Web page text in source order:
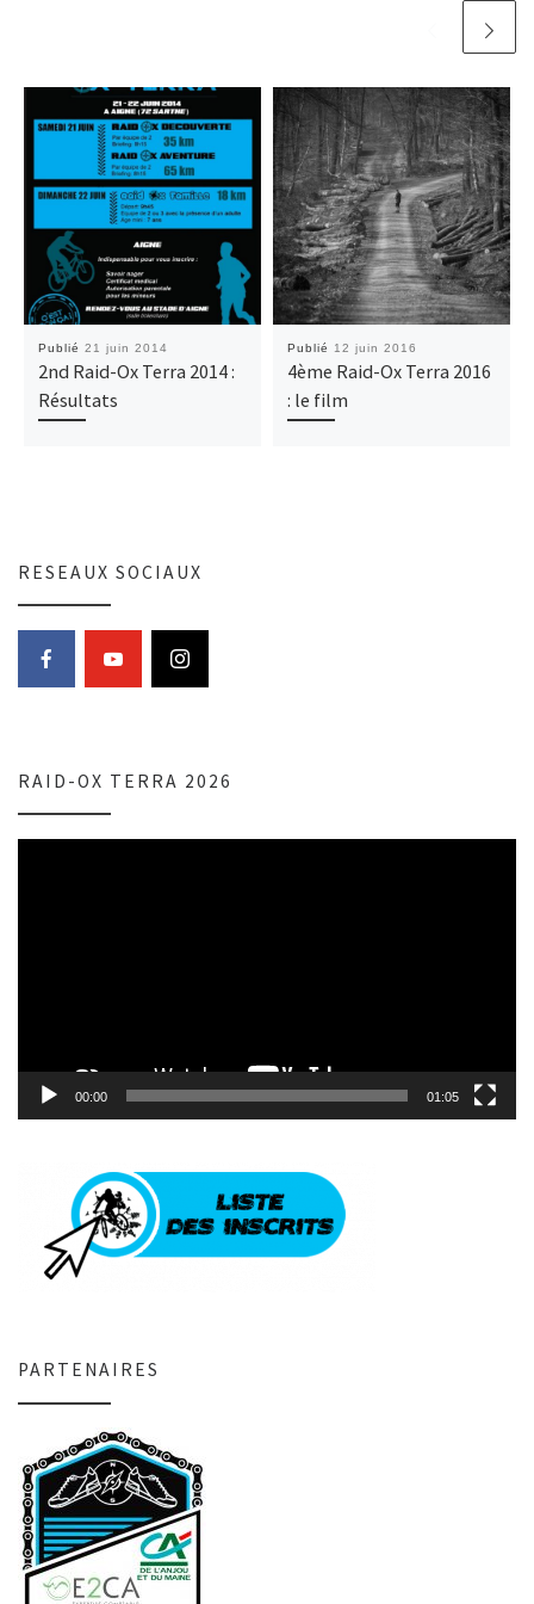
Publié 21 juin 2014
2nd Raid-Ox Terra 2014 :
Résultats
Publié 12 juin 2016
4ème Raid-Ox Terra 2016
: le film
RESEAUX SOCIAUX
RAID-OX TERRA 2026
00:00 01:05
PARTENAIRES